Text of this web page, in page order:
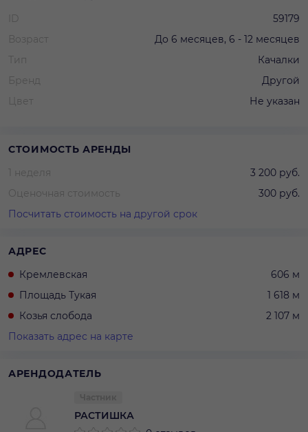
ID
59179
Возраст
До 6 месяцев, 6 - 12 месяцев
Тип
Качалки
Бренд
Другой
Цвет
Не указан
СТОИМОСТЬ АРЕНДЫ
1 неделя
3 200 руб.
Оценочная стоимость
300 руб.
Посчитать стоимость на другой срок
АДРЕС
Кремлевская
606 м
Площадь Тукая
1 618 м
Козья слобода
2 107 м
Показать адрес на карте
АРЕНДОДАТЕЛЬ
РАСТИШКА